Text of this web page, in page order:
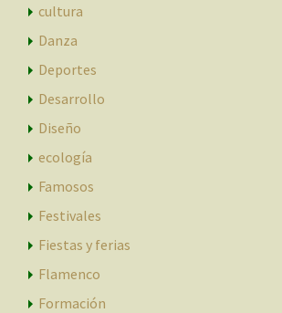
cultura
Danza
Deportes
Desarrollo
Diseño
ecología
Famosos
Festivales
Fiestas y ferias
Flamenco
Formación